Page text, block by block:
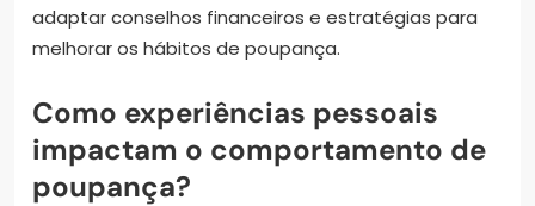
adaptar conselhos financeiros e estratégias para
melhorar os hábitos de poupança.
Como experiências pessoais
impactam o comportamento de
poupança?